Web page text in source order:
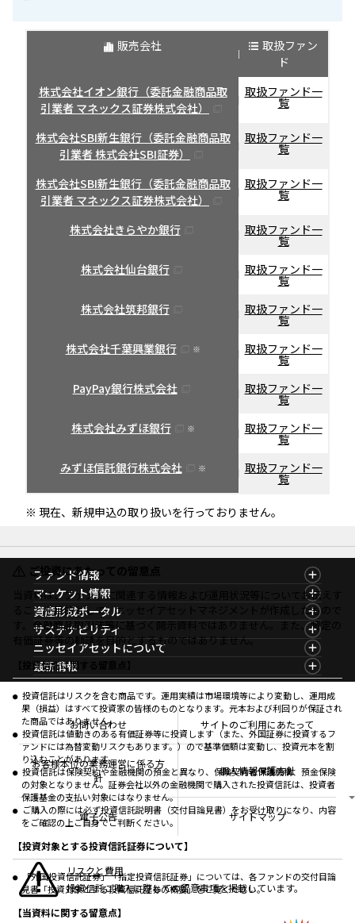
販売会社
取扱ファン
ド
株式会社イオン銀行（委託金融商品取
引業者 マネックス証券株式会社）
取扱ファンド一
覧
株式会社SBI新生銀行（委託金融商品取
引業者 株式会社SBI証券）
取扱ファンド一
覧
株式会社SBI新生銀行（委託金融商品取
引業者 マネックス証券株式会社）
取扱ファンド一
覧
株式会社きらやか銀行 取扱ファンド一
覧
株式会社仙台銀行
取扱ファンド一
覧
株式会社筑邦銀行
取扱ファンド一
覧
株式会社千葉興業銀行
※ 取扱ファンド一
覧
PayPay銀行株式会社
取扱ファンド一
覧
株式会社みずほ銀行
※ 取扱ファンド一
覧
みずほ信託銀行株式会社
※ 取扱ファンド一
覧
※ 現在、新規申込の取り扱いを行っておりません。
ご投資にあたっての留意点
当資料は、ファンドに関連する情報および運用状況等についてお伝えす
ることを目的として、ニッセイアセットマネジメントが作成したもので
す。金融商品取引法等に基づく開示資料ではありません。また、特定の
有価証券等の勧誘を目的とするものではありません。
【投資信託に関する留意点】
投資信託はリスクを含む商品です。運用実績は市場環境等により変動し、運用成
果（損益）はすべて投資家の皆様のものとなります。元本および利回りが保証され
た商品ではありません。
投資信託は値動きのある有価証券等に投資します（また、外国証券に投資するフ
ァンドには為替変動リスクもあります。）ので基準価額は変動し、投資元本を割
り込むことがあります。
投資信託は保険契約や金融機関の預金と異なり、保険契約者保護機構、預金保険
の対象となりません。証券会社以外の金融機関で購入された投資信託は、投資者
保護基金の支払い対象にはなりません。
ご購入の際には必ず投資信託説明書（交付目論見書）をお受け取りになり、内容
をご確認の上ご自身でご判断ください。
【投資対象とする投資信託証券について】
「外国投資信託証券」「指定投資信託証券」については、各ファンドの交付目論
見書「投資対象とする投資信託証券の概要」をご覧ください。
【当資料に関する留意点】
ファンド情報
ファンド情報TOP
基準価額一覧
ファンド検索
ファンド比較
決算カレンダー
海外休日カレンダー
投資信託新商品のご案内
投資信託償還商品のご案内
ちょこっと3分！ファンドシアター
有価証券届出書の効力の発生の有無について
こだわりのインデックスファンド 購入・換金手数料
なしシリーズ
確定拠出年金について
マーケット情報
マーケット情報TOP
マーケット指数
マーケットレポート
コラム
ファンドレポート
資産形成ポータル
資産形成ポータルTOP
資産形成サービス
Nダイレクト
Goal Navi
資産形成サポート
NAMシティ
お問い合わせ
よくあるご質問
投資の教室
サステナビリティ
サステナビリティTOP
サステナビリティ経営
サステナブル投資
ニッセイアセットについて
ニッセイアセットについてTOP
会社情報
プレスリリース
受賞歴
方針・その他開示情報
採用情報
公式キャラクターのご紹介
最新情報
マーケットニュース
商品ニュース
おしらせ
メディアお問い合わせ サイトのご利用にあたって
お客様本位の業務運営に係る方
針
個人情報保護方針
電子公告 サイトマップ
リスクと費用
投資信託ご購入に際しての留意事項を掲載しています。